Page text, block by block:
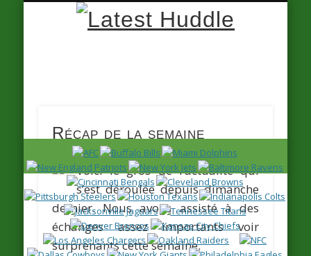
Récap de la semaine
Voici le gros de l’actualité qui
s’est déroulée depuis dimanche
dernier. Nous avons assisté à des
échanges assez importants voir
surprenants cette semaine.